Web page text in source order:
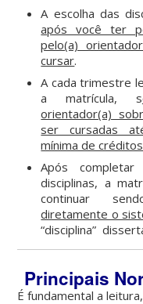
A escolha das
após você ter
pelo(a)
cursar.
A cada trimestre
a matrícula, s
orientador(a)
ser cursadas
mínima de
Após
disciplinas, a
continuar
diretamente o
“disciplina”
Principais
É fundamental a